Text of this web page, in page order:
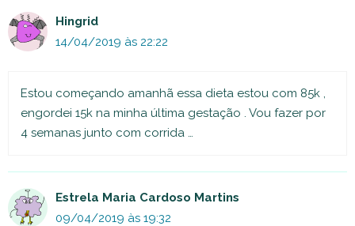
Hingrid
14/04/2019 às 22:22
Estou começando amanhã essa dieta estou com 85k ,
engordei 15k na minha última gestação . Vou fazer por
4 semanas junto com corrida …
Estrela Maria Cardoso Martins
09/04/2019 às 19:32